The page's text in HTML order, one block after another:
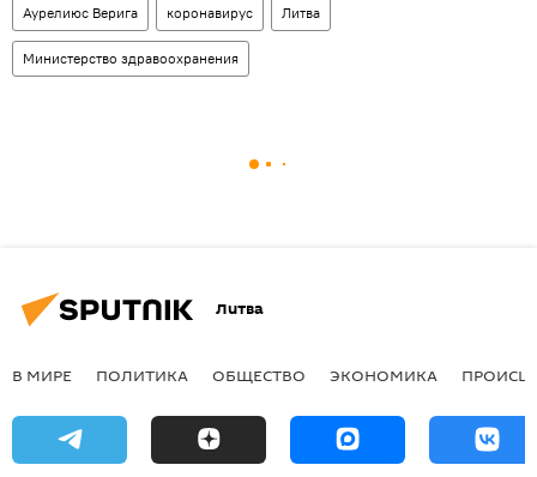
Аурелиюс Верига коронавирус Литва
Министерство здравоохранения
Литва
В МИРЕ ПОЛИТИКА ОБЩЕСТВО ЭКОНОМИКА